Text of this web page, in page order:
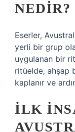
NEDIR?
Eserler,
yerli bir grup
uygulanan bir
ritüelde, ahşap
kaplanır ve
İLK